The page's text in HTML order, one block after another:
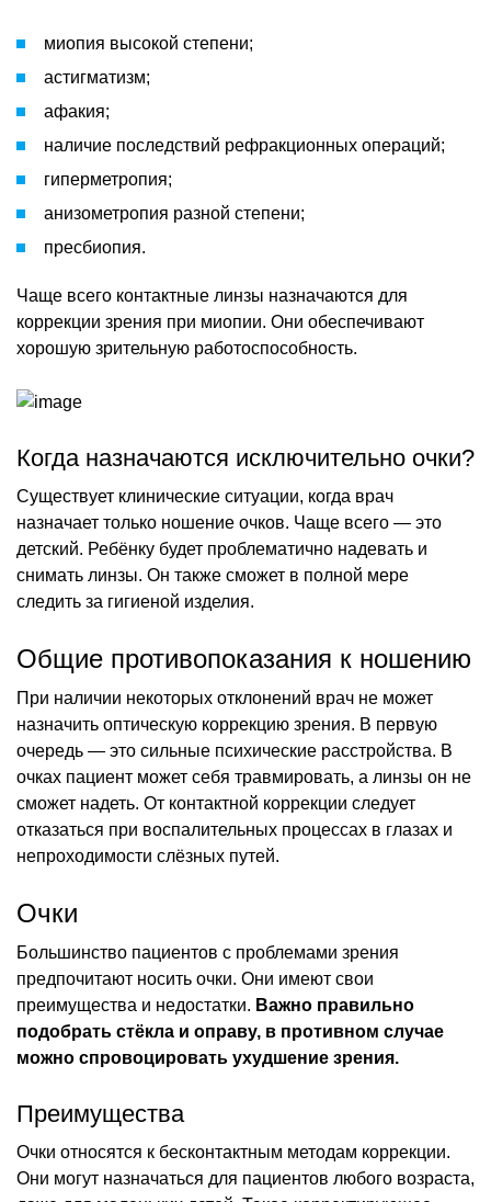
миопия высокой степени;
астигматизм;
афакия;
наличие последствий рефракционных операций;
гиперметропия;
анизометропия разной степени;
пресбиопия.
Чаще всего контактные линзы назначаются для
коррекции зрения при миопии. Они обеспечивают
хорошую зрительную работоспособность.
Когда назначаются исключительно очки?
Существует клинические ситуации, когда врач
назначает только ношение очков. Чаще всего — это
детский. Ребёнку будет проблематично надевать и
снимать линзы. Он также сможет в полной мере
следить за гигиеной изделия.
Общие противопоказания к ношению
При наличии некоторых отклонений врач не может
назначить оптическую коррекцию зрения. В первую
очередь — это сильные психические расстройства. В
очках пациент может себя травмировать, а линзы он не
сможет надеть. От контактной коррекции следует
отказаться при воспалительных процессах в глазах и
непроходимости слёзных путей.
Очки
Большинство пациентов с проблемами зрения
предпочитают носить очки. Они имеют свои
преимущества и недостатки. Важно правильно
подобрать стёкла и оправу, в противном случае
можно спровоцировать ухудшение зрения.
Преимущества
Очки относятся к бесконтактным методам коррекции.
Они могут назначаться для пациентов любого возраста,